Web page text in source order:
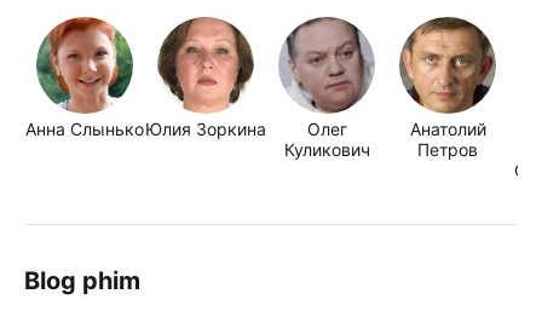
Анна СлынькоЮлия Зоркина
Олег
Куликович
Анатолий
Петров
Blog phim